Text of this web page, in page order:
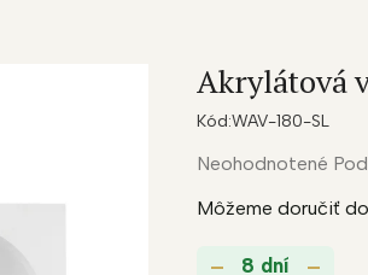
8 dní
Môžeme doručiť
Akrylátová
Kód:WAV-180-SL
Priemerné
produktu
0,0
Neohodnotené